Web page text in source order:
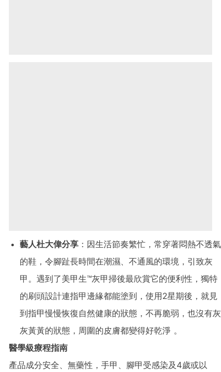
藝人杜大偉分享 ：因生活節奏繁忙，常穿著悶熱不透氣
的鞋，令腳趾長時間在潮濕、不通風的環境，引致灰
甲。遇到了美甲生™灰甲掃後最欣賞它的便利性，獨特
的刷頭設計連指甲邊緣都能塗到，使用2星期後，就見
到指甲慢慢恢復自然健康的狀態，不再脆弱，也沒有灰
灰黃黃的狀態，周圍的皮膚都變得好乾淨 。
醫學級療程指南
產品成分安全、無藥性，手甲、腳甲受感染及4歲或以